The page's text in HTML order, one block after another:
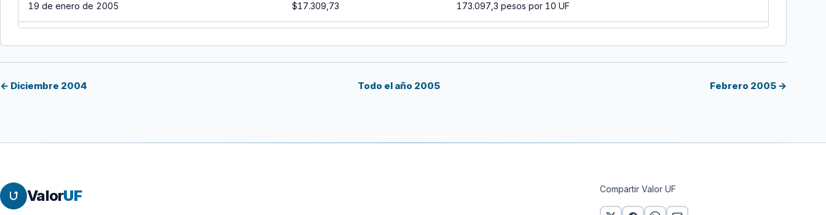
19 de enero de 2005 $17.309,73 173.097,3 pesos por 10 UF
13 de enero de 2005
← Diciembre 2004 Todo el año 2005 Febrero 2005 →
ValorUF Compartir Valor UF